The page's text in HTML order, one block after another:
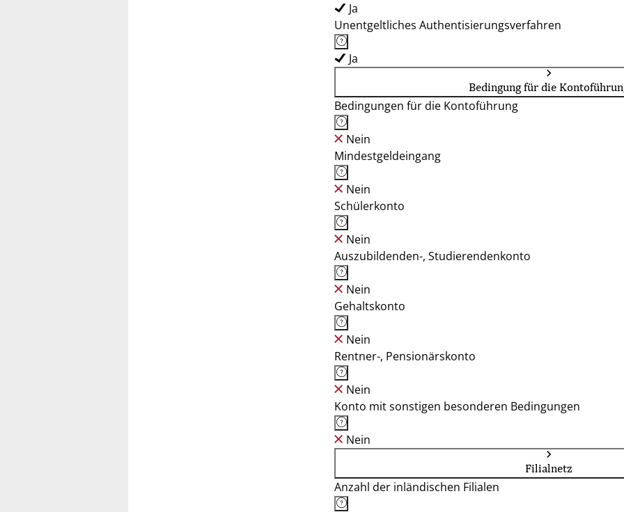
Ja
Unentgeltliches Authentisierungsverfahren
Ja
Bedingung für die
Bedingungen für die Kontoführung
Nein
Mindestgeldeingang
Nein
Schülerkonto
Nein
Auszubildenden-, Studierendenkonto
Nein
Gehaltskonto
Nein
Rentner-, Pensionärskonto
Nein
Konto mit sonstigen besonderen Bedingungen
Nein
Filialnetz
Anzahl der inländischen Filialen